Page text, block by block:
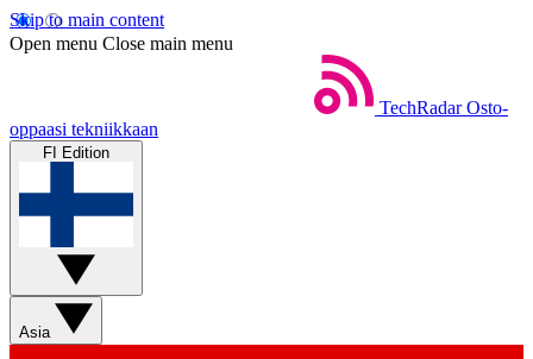
Skip to main content
Open menu Close main menu
TechRadar Osto-
oppaasi tekniikkaan
FI Edition
Asia